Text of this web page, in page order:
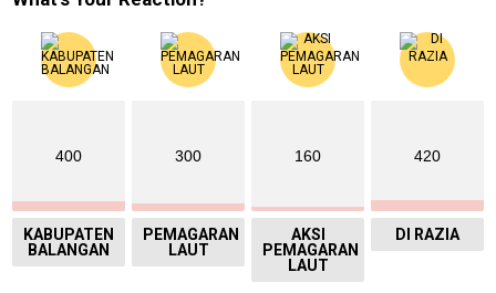
400
KABUPATEN
BALANGAN
300
PEMAGARAN
LAUT
160
AKSI
PEMAGARAN
LAUT
420
DI RAZIA